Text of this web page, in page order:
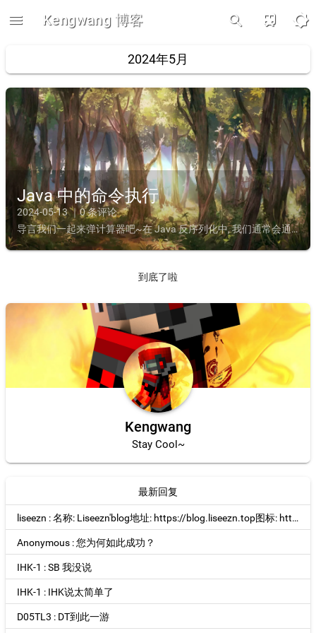
menu Kengwang 博客 search train brightness_5
2024年5月
Java 中的命令执行
2024-05-13 ｜0 条评论
导言我们一起来弹计算器吧~在 Java 反序列化中, 我们通常会通过反序列化来最终造成命令执行.在 Java 中, 命令执行有很多种造成方法, 我们来列举一下:首先我们从最基础的 RCE 调用开...
到底了啦
Kengwang
Stay Cool~
最新回复
liseezn : 名称: Liseezn'blog地址: https://blog.liseezn.top图标: https://blog.liseezn.top/logo.webp描述: 分享个人学习，项目，及...
Anonymous : 您为何如此成功？
IHK-1 : SB 我没说
IHK-1 : IHK说太简单了
D05TL3 : DT到此一游